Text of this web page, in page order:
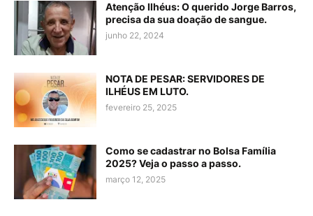
Atenção Ilhéus: O querido Jorge Barros,
precisa da sua doação de sangue.
junho 22, 2024
NOTA DE PESAR: SERVIDORES DE
ILHÉUS EM LUTO.
fevereiro 25, 2025
Como se cadastrar no Bolsa Família
2025? Veja o passo a passo.
março 12, 2025